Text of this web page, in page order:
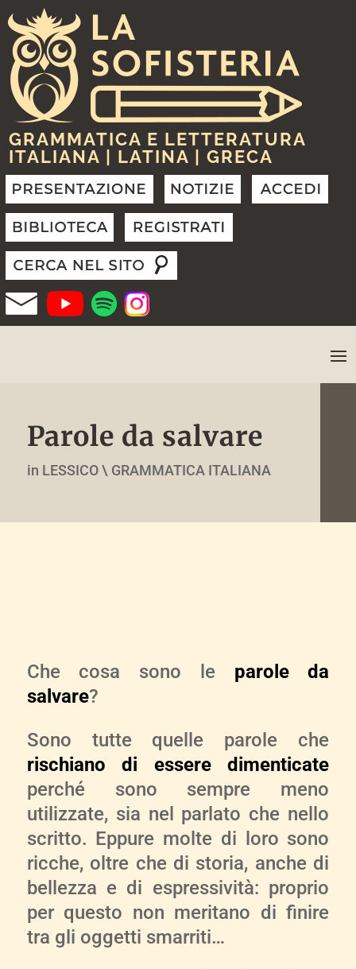
GRAMMATICA E LETTERATURA
ITALIANA | LATINA | GRECA
Parole da salvare
in LESSICO \ GRAMMATICA ITALIANA
Che cosa sono le parole da
salvare?
Sono tutte quelle parole che
rischiano di essere dimenticate
perché sono sempre meno
utilizzate, sia nel parlato che nello
scritto. Eppure molte di loro sono
ricche, oltre che di storia, anche di
bellezza e di espressività: proprio
per questo non meritano di finire
tra gli oggetti smarriti…